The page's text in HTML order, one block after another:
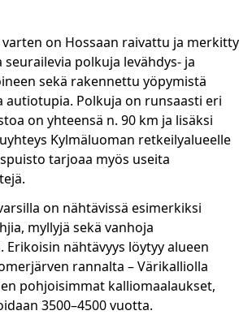
on Hossaan raivattu ja merkitty
seurailevia polkuja levähdys- ja
sekä rakennettu yöpymistä
autiotupia. Polkuja on runsaasti eri
on yhteensä n. 90 km ja lisäksi
Kylmäluoman retkeilyalueelle
tarjoaa myös useita
on nähtävissä esimerkiksi
myllyjä sekä vanhoja
Erikoisin nähtävyys löytyy alueen
rannalta – Värikalliolla
pohjoisimmat kalliomaalaukset,
3500–4500 vuotta.